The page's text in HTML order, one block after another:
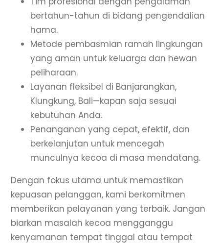
bertahun-tahun di bidang pengendalian
hama.
Metode pembasmian ramah lingkungan
yang aman untuk keluarga dan hewan
peliharaan.
Layanan fleksibel di Banjarangkan,
Klungkung, Bali—kapan saja sesuai
kebutuhan Anda.
Penanganan yang cepat, efektif, dan
berkelanjutan untuk mencegah
munculnya kecoa di masa mendatang.
Dengan fokus utama untuk memastikan
kepuasan pelanggan, kami berkomitmen
memberikan pelayanan yang terbaik. Jangan
biarkan masalah kecoa mengganggu
kenyamanan tempat tinggal atau tempat